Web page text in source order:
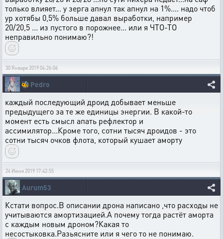
только влияет... у зерга апнул так апнул на 1%.... надо чтоб
ур хотябы 0,5% больше давал выработки, например
20/20,5 ... из пустого в порожнее... или я ЧТО-ТО
неправильно понимаю?!
30 Января 2019 04:26:06
🐝 Pedro
каждый последующий дроид добывает меньше
предыдущего за те же единицы энергии. В какой-то
момент есть смысл апать рефлектор и
ассимилятор...Кроме того, сотни тысяч дроидов - это
сотни тысяч очков флота, который кушает аморту
24 Июня 2019 17:42:55
Aurum53
Кстати вопрос.В описании дрона написано ,что расходы не
учитываются амортизацией.А почему тогда растёт аморта
с каждым новым дроном?Какая то
несостыковка.Разьясните или я чего то не понимаю.